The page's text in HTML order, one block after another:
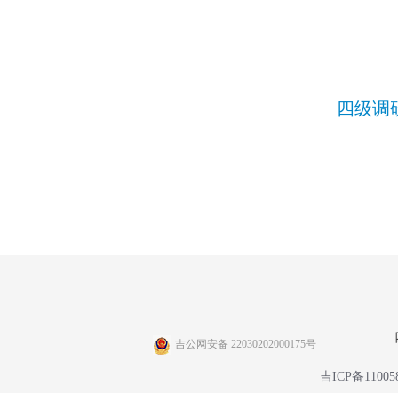
四级调
吉公网安备 22030202000175号
吉ICP备